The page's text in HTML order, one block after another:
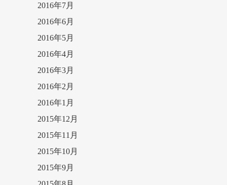
2016年7月
2016年6月
2016年5月
2016年4月
2016年3月
2016年2月
2016年1月
2015年12月
2015年11月
2015年10月
2015年9月